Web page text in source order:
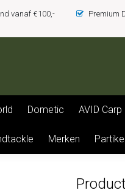
vanaf €100,- Premium
Dometic AVID Carp
Merken